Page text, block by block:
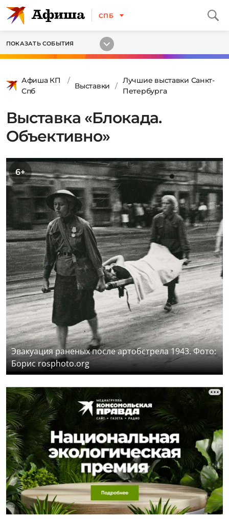
СПБ
ПОКАЗАТЬ СОБЫТИЯ
Афиша КП
Спб
Выставки
Лучшие выставки Санкт-
Петербурга
Выставка «Блокада.
Объективно»
6+
Эвакуация раненых после артобстрела 1943. Фото:
Борис rosphoto.org